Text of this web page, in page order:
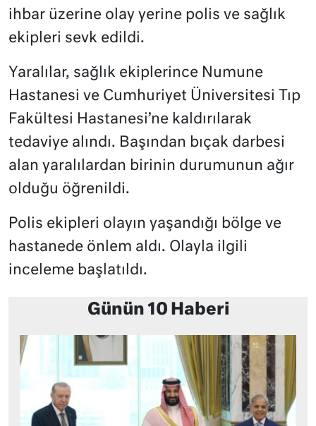
ihbar üzerine olay yerine polis ve sağlık
ekipleri sevk edildi.
Yaralılar, sağlık ekiplerince Numune
Hastanesi ve Cumhuriyet Üniversitesi Tıp
Fakültesi Hastanesi’ne kaldırılarak
tedaviye alındı. Başından bıçak darbesi
alan yaralılardan birinin durumunun ağır
olduğu öğrenildi.
Polis ekipleri olayın yaşandığı bölge ve
hastanede önlem aldı. Olayla ilgili
inceleme başlatıldı.
Günün 10 Haberi